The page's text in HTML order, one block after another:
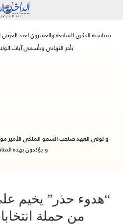
“هدوء حذر” يخيم
من حملة انتخابات 7